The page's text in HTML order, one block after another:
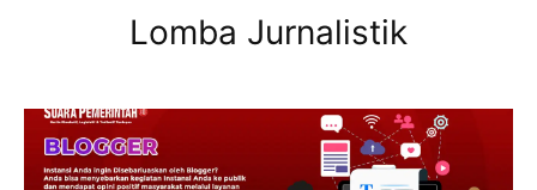
Lomba Jurnalistik